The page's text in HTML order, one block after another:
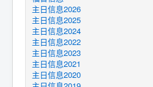
主日信息2026
主日信息2025
主日信息2024
主日信息2022
主日信息2023
主日信息2021
主日信息2020